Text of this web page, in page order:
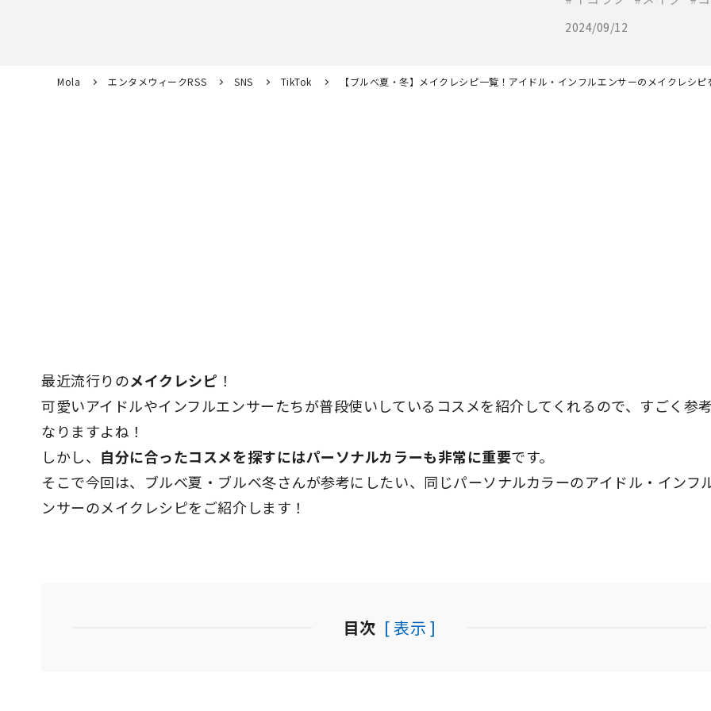
2024/09/12
Mola エンタメウィークRSS SNS TikTok 【ブルべ夏・冬】メイクレシピ一覧！アイドル・インフルエンサーのメイクレシピ
最近流行りのメイクレシピ ！
可愛いアイドルやインフルエンサーたちが普段使いしているコスメを紹介してくれるので、すごく参
なりますよね！
しかし、 自分に合ったコスメを探すにはパーソナルカラーも非常に重要です。
そこで今回は、ブルベ夏・ブルベ冬さんが参考にしたい、同じパーソナルカラーのアイドル・インフ
ンサーのメイクレシピをご紹介します！
目次 [ 表示 ]